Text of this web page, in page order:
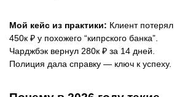
Мой кейс из практики: Клиент потерял
450к ₽ у похожего “кипрского банка”.
Чарджбэк вернул 280к ₽ за 14 дней.
Полиция дала справку — ключ к успеху.